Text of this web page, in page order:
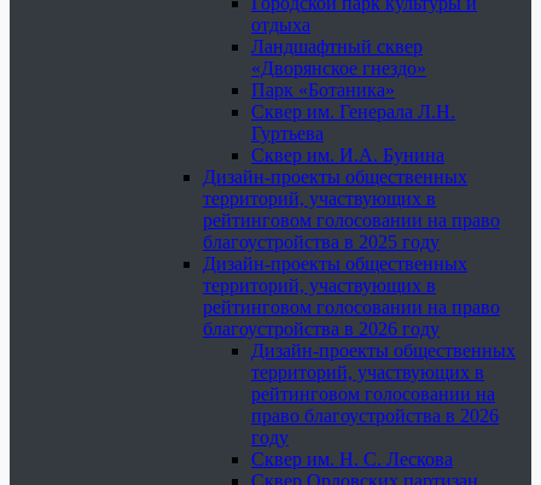
отдыха
Ландшафтный сквер
«Дворянское гнездо»
Парк «Ботаника»
Сквер им. Генерала Л.Н.
Гуртьева
Сквер им. И.А. Бунина
Дизайн-проекты общественных
территорий, участвующих в
рейтинговом голосовании на право
благоустройства в 2025 году
Дизайн-проекты общественных
территорий, участвующих в
рейтинговом голосовании на право
благоустройства в 2026 году
Дизайн-проекты общественных
территорий, участвующих в
рейтинговом голосовании на
право благоустройства в 2026
году
Сквер им. Н. С. Лескова
Сквер Орловских партизан